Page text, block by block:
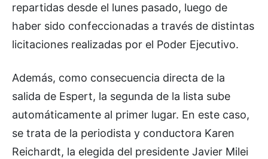
repartidas desde el lunes pasado, luego de
haber sido confeccionadas a través de distintas
licitaciones realizadas por el Poder Ejecutivo.
Además, como consecuencia directa de la
salida de Espert, la segunda de la lista sube
automáticamente al primer lugar. En este caso,
se trata de la periodista y conductora Karen
Reichardt, la elegida del presidente Javier Milei